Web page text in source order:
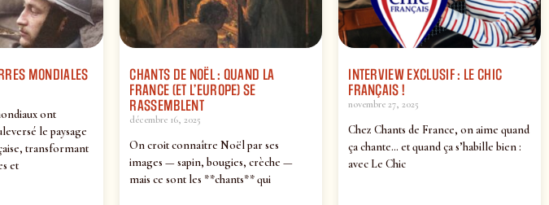
MONDIALES
ont
le paysage
transformant
et
CHANTS DE NOËL : QUAND LA
FRANCE (ET L’EUROPE) SE
RASSEMBLENT
décembre 16, 2025
On croit connaître Noël par ses
images — sapin, bougies, crèche —
mais ce sont les **chants** qui
INTERVIEW EXCLUSIF : LE CHIC
FRANÇAIS !
novembre 27, 2025
Chez Chants de France, on aime quand
ça chante… et quand ça s’habille bien :
avec Le Chic